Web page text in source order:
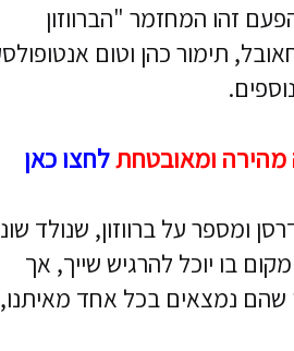
בדרך לבימות בקיץ 2017 הקרוב. הפעם זהו המחזמר "הברווזון
תימור כהן וטום
מהירה ומאובטחתלחצו כאן
ומספר על ברווזון, שנולד
בו יוכל להרגיש שייך, אך
שהם נמצאים בכל אחד מאיתנו,